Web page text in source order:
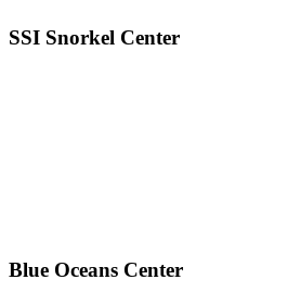
SSI Snorkel Center
Blue Oceans Center